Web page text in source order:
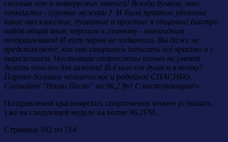
столько лет и интересных матчей! Всегда думала, что
хоккеисты - суровые мужики JИ была приятно удивлена
какие они классные, душевные и простые в общении! Быстро
найдя общий язык, перешли к главному - новогодним
поздравлениям! И тут парни не подкачали. Вы даже не
представляете, как они старались записать всё красиво и с
выражением. Настоящие спортсмены точно не умеют
делать что-то для галочки! Всё шло от души и в точку!
Парням большое человеческое и радийное СПАСИБО.
Слушайте "Наши Песни" на 96,2 fm! С наступающим!»
Поздравления красноярских спортсменов можно услышать
уже на следующей неделе на волне 96,2FM.
Страница 592 из 714